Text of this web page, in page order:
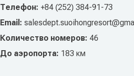
Телефон: +84 (252) 384-91-73
Email:
Количество номеров: 46
До аэропорта: 183 км